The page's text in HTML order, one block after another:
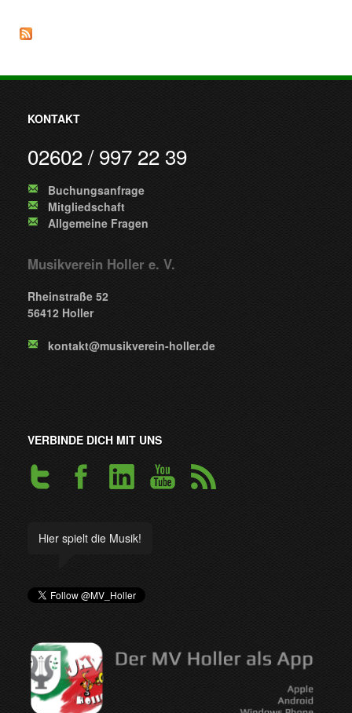
KONTAKT
02602 / 997 22 39
Buchungsanfrage
Mitgliedschaft
Allgemeine Fragen
Musikverein Holler e. V.
Rheinstraße 52
56412 Holler
kontakt@musikverein-holler.de
VERBINDE DICH MIT UNS
Hier spielt die Musik!